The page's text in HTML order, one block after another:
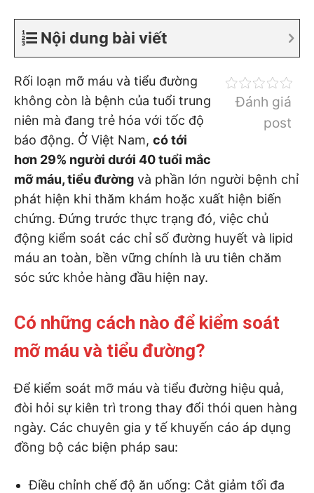
Nội dung bài viết
Đánh giá
post
Rối loạn mỡ máu và tiểu đường
không còn là bệnh của tuổi trung
niên mà đang trẻ hóa với tốc độ
báo động. Ở Việt Nam, có tới
hơn 29% người dưới 40 tuổi mắc
mỡ máu, tiểu đường và phần lớn người bệnh chỉ
phát hiện khi thăm khám hoặc xuất hiện biến
chứng. Đứng trước thực trạng đó, việc chủ
động kiểm soát các chỉ số đường huyết và lipid
máu an toàn, bền vững chính là ưu tiên chăm
sóc sức khỏe hàng đầu hiện nay.
Có những cách nào để kiểm soát
mỡ máu và tiểu đường?
Để kiểm soát mỡ máu và tiểu đường hiệu quả,
đòi hỏi sự kiên trì trong thay đổi thói quen hàng
ngày. Các chuyên gia y tế khuyến cáo áp dụng
đồng bộ các biện pháp sau:
Điều chỉnh chế độ ăn uống: Cắt giảm tối đa